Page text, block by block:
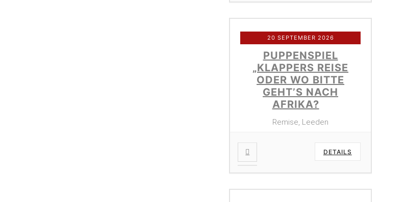
20 SEPTEMBER 2026
PUPPENSPIEL
„KLAPPERS REISE
ODER WO BITTE
GEHT’S NACH
AFRIKA?
Remise, Leeden
DETAILS